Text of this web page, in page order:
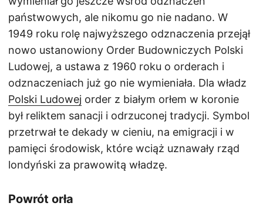
państwowych, ale nikomu go nie nadano. W
1949 roku rolę najwyższego odznaczenia przejął
nowo ustanowiony Order Budowniczych Polski
Ludowej, a ustawa z 1960 roku o orderach i
odznaczeniach już go nie wymieniała. Dla władz
Polski Ludowej order z białym orłem w koronie
był reliktem sanacji i odrzuconej tradycji. Symbol
przetrwał te dekady w cieniu, na emigracji i w
pamięci środowisk, które wciąż uznawały rząd
londyński za prawowitą władzę.
Powrót orła